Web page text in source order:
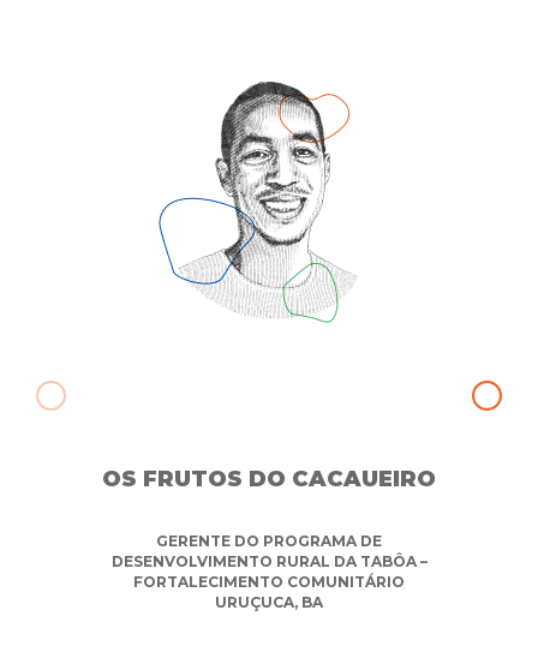
OS FRUTOS DO CACAUEIRO
GERENTE DO PROGRAMA DE
DESENVOLVIMENTO RURAL DA TABÔA –
FORTALECIMENTO COMUNITÁRIO
URUÇUCA, BA